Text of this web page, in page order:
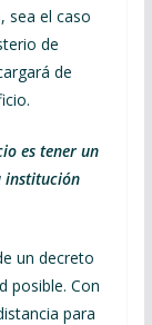
sea el caso
de
de
es tener un
institución
un decreto
posible. Con
para